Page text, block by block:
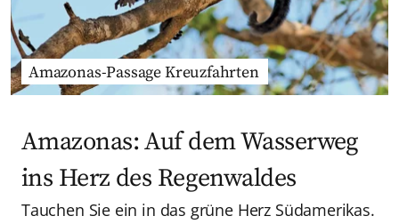
Amazonas-Passage Kreuzfahrten
Amazonas: Auf dem Wasserweg
ins Herz des Regenwaldes
Tauchen Sie ein in das grüne Herz Südamerikas.